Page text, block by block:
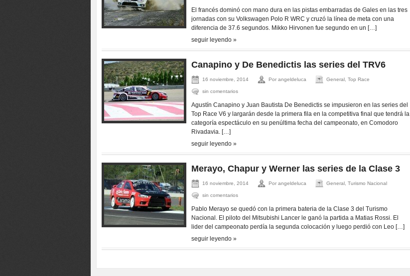
El francés dominó con mano dura en las pistas embarradas de Gales en las tres
jornadas con su Volkswagen Polo R WRC y cruzó la línea de meta con una
diferencia de 37.6 segundos. Mikko Hirvonen fue segundo en un […]
seguir leyendo »
Canapino y De Benedictis las series del TRV6
16 noviembre, 2014 Por angeldeluca General, Top Race
sin comentarios
Agustín Canapino y Juan Bautista De Benedictis se impusieron en las series del
Top Race V6 y largarán desde la primera fila en la competitiva final que tendrá la
categoría espectáculo en su penúltima fecha del campeonato, en Comodoro
Rivadavia. […]
seguir leyendo »
Merayo, Chapur y Werner las series de la Clase 3
16 noviembre, 2014 Por angeldeluca General, Turismo Nacional
sin comentarios
Pablo Merayo se quedó con la primera bateria de la Clase 3 del Turismo
Nacional. El piloto del Mitsubishi Lancer le ganó la partida a Matias Rossi. El
lider del campeonato perdía la segunda colocación y luego perdió con Leo […]
seguir leyendo »